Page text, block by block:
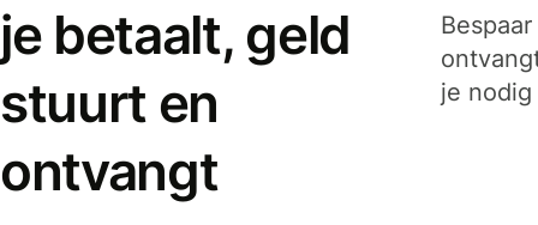
je betaalt, geld
stuurt en
ontvangt
je